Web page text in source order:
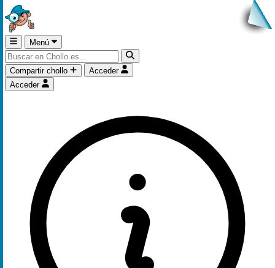
Menú
Compartir chollo
Acceder
Acceder